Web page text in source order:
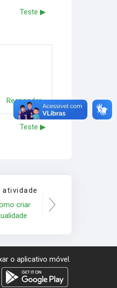
Teste ▶︎
Responder
Teste ▶︎
criar
o aplicativo móvel.